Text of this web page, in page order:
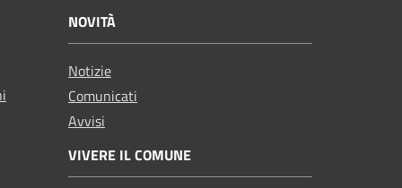
NOVITÀ
Notizie
Comunicati
Avvisi
VIVERE IL COMUNE